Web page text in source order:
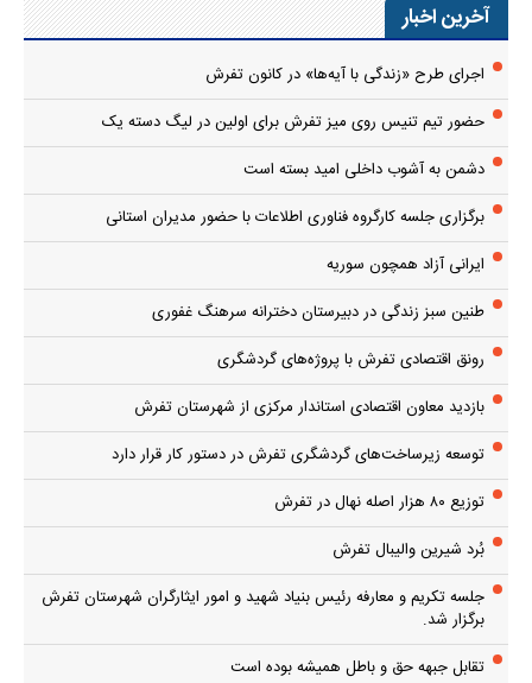
آخرین اخبار
اجرای طرح «زندگی با آیه‌ها» در کانون تفرش
حضور تیم تنیس روی میز تفرش برای اولین در لیگ دسته یک
دشمن به آشوب داخلی امید بسته است
برگزاری جلسه کارگروه فناوری اطلاعات با حضور مدیران استانی
ایرانی آزاد همچون سوریه
طنین سبز زندگی در دبیرستان دخترانه سرهنگ غفوری
رونق اقتصادی تفرش با پروژه‌های گردشگری
بازدید معاون اقتصادی استاندار مرکزی از شهرستان تفرش
توسعه زیرساخت‌های گردشگری تفرش در دستور کار قرار دارد
توزیع ۸۰ هزار اصله نهال در تفرش
بُرد شیرین والیبال تفرش
جلسه تکریم و معارفه رئیس بنیاد شهید و امور ایثارگران شهرستان تفرش
برگزار شد.
تقابل جبهه حق و باطل همیشه بوده است